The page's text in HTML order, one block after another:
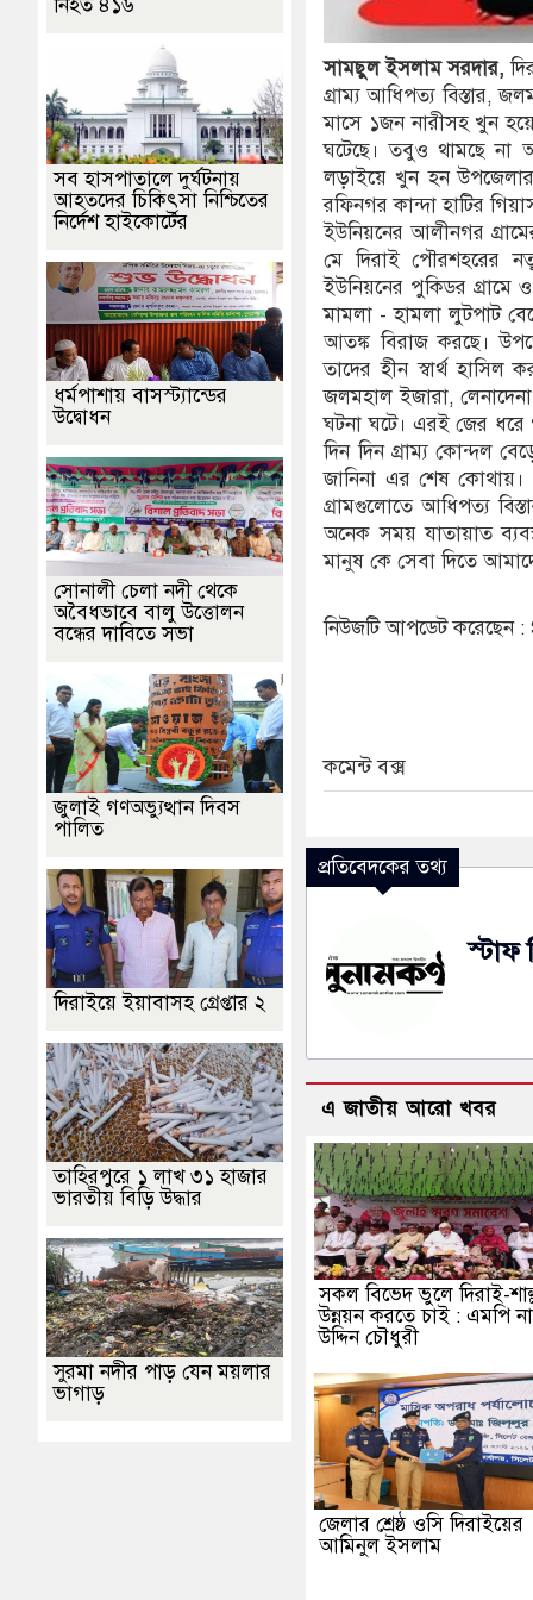
সামছুল ইসলাম সরদার,
গ্রাম্য আধিপত্য বিস্তার,
মাসে ১জন নারীসহ খুন
ঘটেছে। তবুও থামছে না
লড়াইয়ে খুন হন
রফিনগর কান্দা হাটির
ইউনিয়নের আলীনগর
মে দিরাই পৌরশহরের
ইউনিয়নের পুকিডর গ্রামে
মামলা - হামলা লুটপাট
আতঙ্ক বিরাজ করছে।
তাদের হীন স্বার্থ হাসিল
জলমহাল ইজারা, লেনাদেনা
ঘটনা ঘটে। এরই জের
দিন দিন গ্রাম্য কোন্দল
জানিনা এর শেষ কোথায়।
গ্রামগুলোতে আধিপত্য
অনেক সময় যাতায়াত
মানুষ কে সেবা দিতে
নিউজটি আপডেট করেছেন
কমেন্ট বক্স
প্রতিবেদকের তথ্য
স্টাফ
এ জাতীয় আরো খবর
সকল বিভেদ ভুলে দিরাই-
উন্নয়ন করতে চাই : এমপি
উদ্দিন চৌধুরী
জেলার শ্রেষ্ঠ ওসি দিরাইয়ের
আমিনুল ইসলাম
সব হাসপাতালে দুর্ঘটনায়
আহতদের চিকিৎসা নিশ্চিতের
নির্দেশ হাইকোর্টের
ধর্মপাশায় বাসস্ট্যান্ডের
উদ্বোধন
সোনালী চেলা নদী থেকে
অবৈধভাবে বালু উত্তোলন
বন্ধের দাবিতে সভা
জুলাই গণঅভ্যুত্থান দিবস
পালিত
দিরাইয়ে ইয়াবাসহ গ্রেপ্তার ২
তাহিরপুরে ১ লাখ ৩১ হাজার
ভারতীয় বিড়ি উদ্ধার
সুরমা নদীর পাড় যেন ময়লার
ভাগাড়